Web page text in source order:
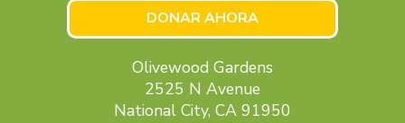
DONAR AHORA
Olivewood Gardens
2525 N Avenue
National City, CA 91950